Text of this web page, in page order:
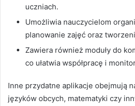
uczniach.
Umożliwia nauczycielom
planowanie zajęć oraz
Zawiera również moduły do
co ułatwia współpracę i
Inne przydatne aplikacje obejmują
języków obcych, matematyki czy